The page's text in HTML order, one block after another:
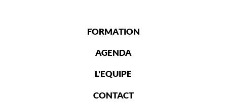
FORMATION
AGENDA
L'EQUIPE
CONTACT